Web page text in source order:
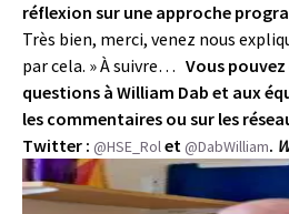
réflexion sur une approche
Très bien, merci, venez nous
par cela. » À suivre… Vous
questions à William Dab et aux
les commentaires ou sur les
Twitter : @HSE_Rolet@DabWilliam.